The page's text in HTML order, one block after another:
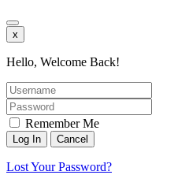
x
Hello, Welcome Back!
Remember Me
Lost Your Password?